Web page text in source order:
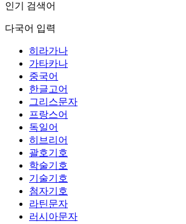
인기 검색어
다국어 입력
히라가나
가타카나
중국어
한글고어
그리스문자
프랑스어
독일어
히브리어
괄호기호
학술기호
기술기호
첨자기호
라틴문자
러시아문자